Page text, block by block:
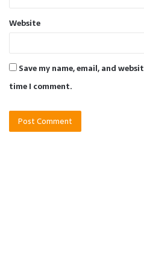
Website
Save my name, email, and
time I comment.